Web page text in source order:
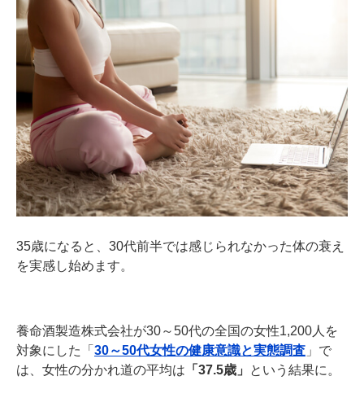
35歳になると、30代前半では感じられなかった体の衰え
を実感し始めます。
養命酒製造株式会社が30～50代の全国の女性1,200人を
対象にした「 30～50代女性の健康意識と実態調査 」で
は、女性の分かれ道の平均は 「37.5歳」 という結果に。